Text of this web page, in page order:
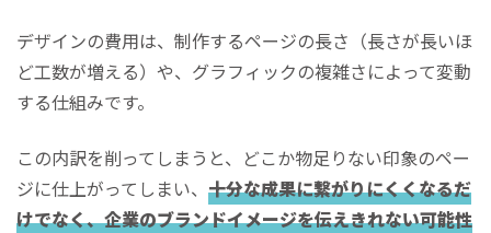
デザインの費用は、制作するページの長さ（長さが長いほ
ど工数が増える）や、グラフィックの複雑さによって変動
する仕組みです。
この内訳を削ってしまうと、どこか物足りない印象のペー
ジに仕上がってしまい、 十分な成果に繋がりにくくなるだ
けでなく、企業のブランドイメージを伝えきれない可能性